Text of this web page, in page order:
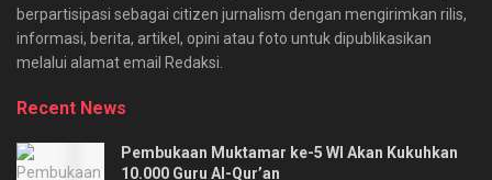
berpartisipasi sebagai citizen jurnalism dengan mengirimkan rilis,
informasi, berita, artikel, opini atau foto untuk dipublikasikan
melalui alamat email Redaksi.
Recent News
Pembukaan Muktamar ke-5 WI Akan Kukuhkan
10.000 Guru Al-Qur’an